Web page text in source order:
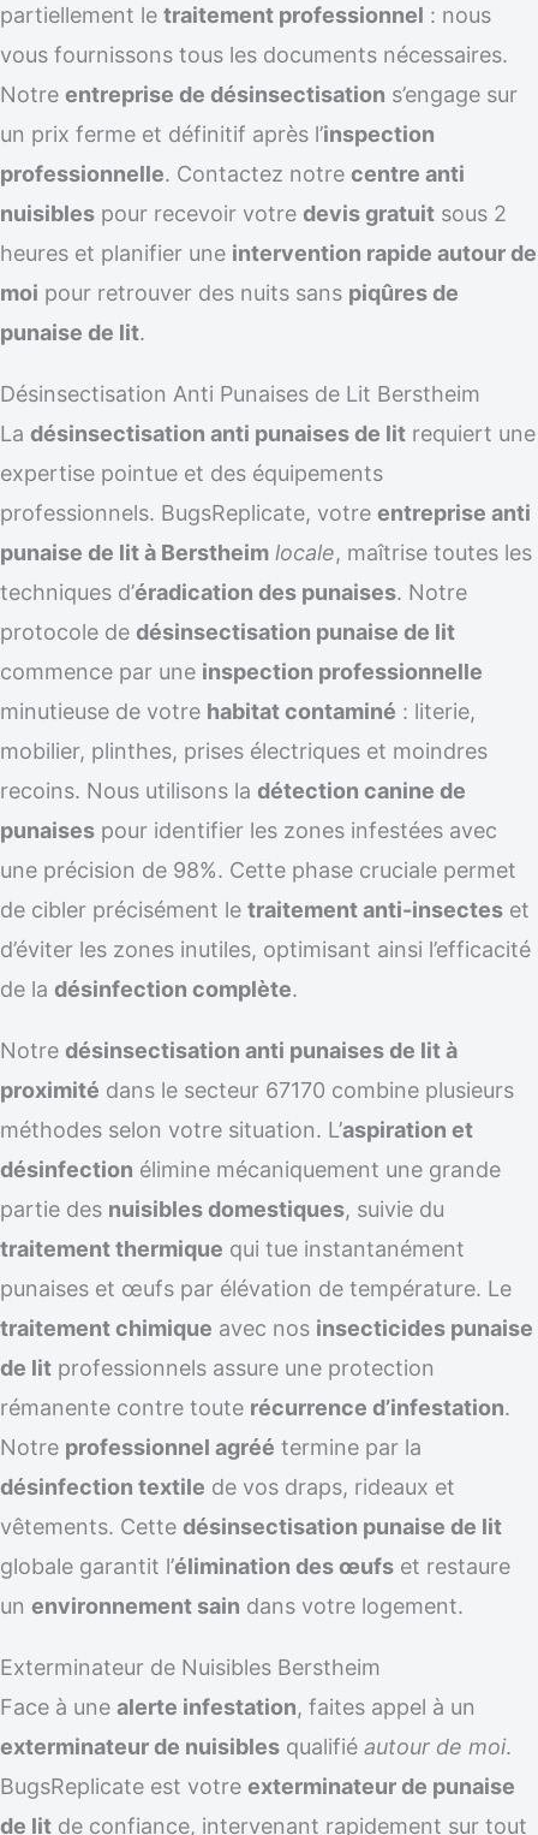
partiellement le traitement professionnel : nous
vous fournissons tous les documents nécessaires.
Notre entreprise de désinsectisation s’engage sur
un prix ferme et définitif après l’inspection
professionnelle. Contactez notre centre anti
nuisibles pour recevoir votre devis gratuit sous 2
heures et planifier une intervention rapide autour de
moi pour retrouver des nuits sans piqûres de
punaise de lit.
Désinsectisation Anti Punaises de Lit Berstheim
La désinsectisation anti punaises de lit requiert une
expertise pointue et des équipements
professionnels. BugsReplicate, votre entreprise anti
punaise de lit à Berstheim locale, maîtrise toutes les
techniques d’éradication des punaises. Notre
protocole de désinsectisation punaise de lit
commence par une inspection professionnelle
minutieuse de votre habitat contaminé : literie,
mobilier, plinthes, prises électriques et moindres
recoins. Nous utilisons la détection canine de
punaises pour identifier les zones infestées avec
une précision de 98%. Cette phase cruciale permet
de cibler précisément le traitement anti-insectes et
d’éviter les zones inutiles, optimisant ainsi l’efficacité
de la désinfection complète.
Notre désinsectisation anti punaises de lit à
proximité dans le secteur 67170 combine plusieurs
méthodes selon votre situation. L’aspiration et
désinfection élimine mécaniquement une grande
partie des nuisibles domestiques, suivie du
traitement thermique qui tue instantanément
punaises et œufs par élévation de température. Le
traitement chimique avec nos insecticides punaise
de lit professionnels assure une protection
rémanente contre toute récurrence d’infestation.
Notre professionnel agréé termine par la
désinfection textile de vos draps, rideaux et
vêtements. Cette désinsectisation punaise de lit
globale garantit l’élimination des œufs et restaure
un environnement sain dans votre logement.
Exterminateur de Nuisibles Berstheim
Face à une alerte infestation, faites appel à un
exterminateur de nuisibles qualifié autour de moi.
BugsReplicate est votre exterminateur de punaise
de lit de confiance, intervenant rapidement sur tout